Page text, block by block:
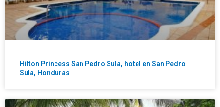
Hilton Princess San Pedro Sula, hotel en San Pedro
Sula, Honduras